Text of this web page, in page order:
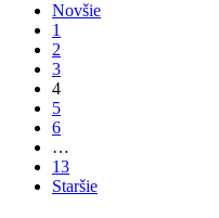
Novšie
1
2
3
4
5
6
…
13
Staršie